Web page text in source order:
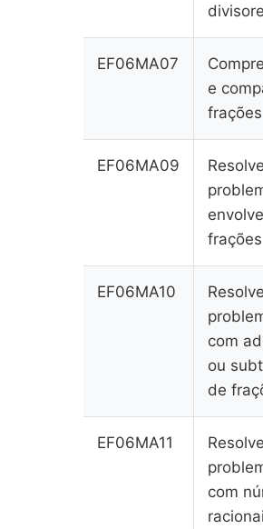
EF06MA07
e
frações
EF06MA09
frações
EF06MA10
com
ou
de
EF06MA11
com